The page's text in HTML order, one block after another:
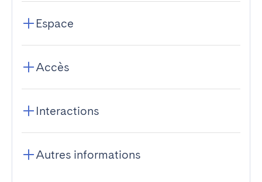
Espace
Accès
Interactions
Autres informations